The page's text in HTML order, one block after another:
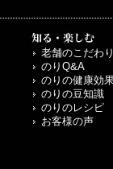
老舗のこだわ
のりQ&A
のりの健康効
のりの豆知識
のりのレシピ
お客様の声